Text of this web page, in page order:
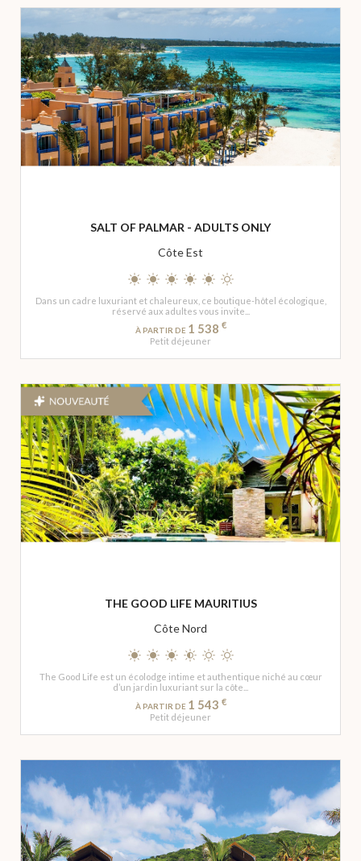
SALT OF PALMAR - ADULTS ONLY
Côte Est
Dans un cadre luxuriant et chaleureux, ce boutique-hôtel écologique,
réservé aux adultes vous invite...
À PARTIR DE 1 538 €
Petit déjeuner
THE GOOD LIFE MAURITIUS
Côte Nord
The Good Life est un écolodge intime et authentique niché au cœur
d’un jardin luxuriant sur la côte...
À PARTIR DE 1 543 €
Petit déjeuner